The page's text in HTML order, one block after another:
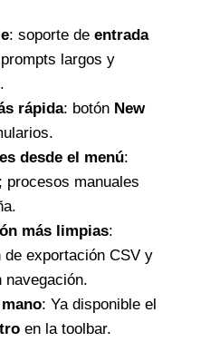
: soporte de entrada
largos y
rápida: botón New
desde el menú:
procesos manuales
más limpias:
exportación CSV y
navegación.
: Ya disponible el
en la toolbar.